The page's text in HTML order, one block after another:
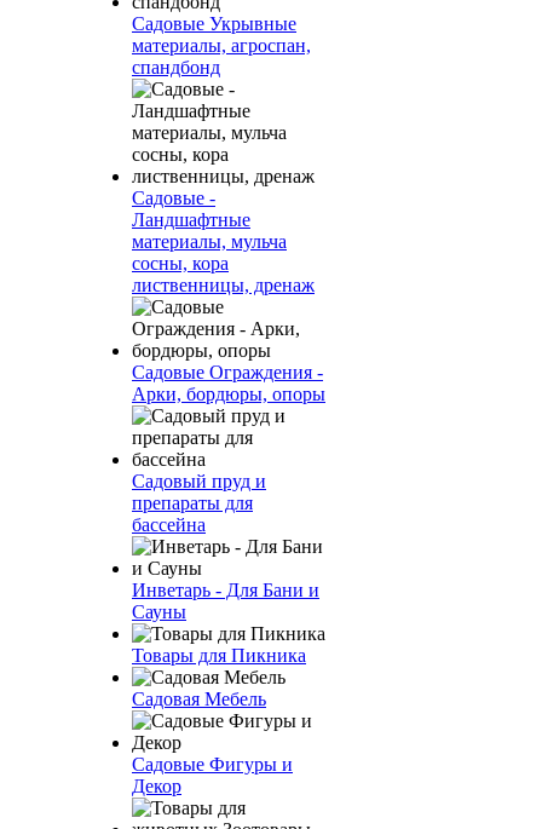
Садовые Укрывные
материалы, агроспан,
спандбонд
Садовые -
Ландшафтные
материалы, мульча
сосны, кора
лиственницы, дренаж
Садовые Ограждения -
Арки, бордюры, опоры
Садовый пруд и
препараты для
бассейна
Инветарь - Для Бани и
Сауны
Товары для Пикника
Садовая Мебель
Садовые Фигуры и
Декор